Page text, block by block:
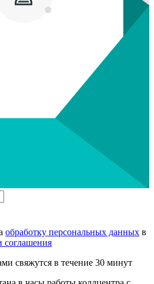
обработку персональных данных в
соглашения
свяжутся в течение 30 минут